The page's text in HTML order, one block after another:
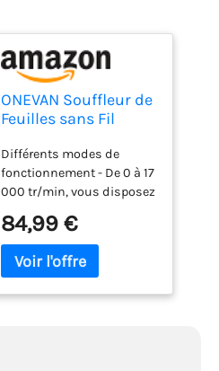
ONEVAN Souffleur de
Feuilles sans Fil
Batterie et Chargeur
Différents modes de
fonctionnement - De 0 à 17
000 tr/min, vous disposez
vitesse. Un seul bouton
suffit pour passer
facilement du soufflage
84,99 €